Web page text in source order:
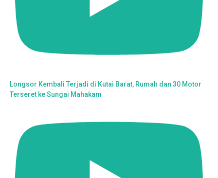
Longsor Kembali Terjadi di Kutai Barat, Rumah dan 30 Motor
Terseret ke Sungai Mahakam